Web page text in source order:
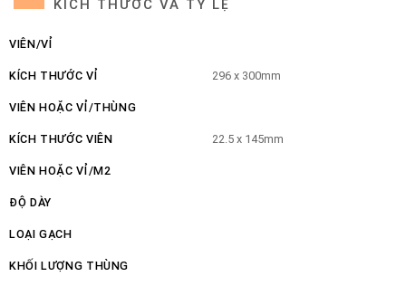
KÍCH THƯỚC VÀ TỶ LỆ
VIÊN/VỈ
KÍCH THƯỚC VỈ 296 x 300mm
VIÊN HOẶC VỈ/THÙNG
KÍCH THƯỚC VIÊN 22.5 x 145mm
VIÊN HOẶC VỈ/M2
ĐỘ DÀY
LOẠI GẠCH
KHỐI LƯỢNG THÙNG